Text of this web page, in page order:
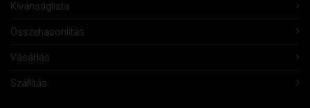
Kívánságlista
Összehasonlítás
Vásárlás
Szállítás